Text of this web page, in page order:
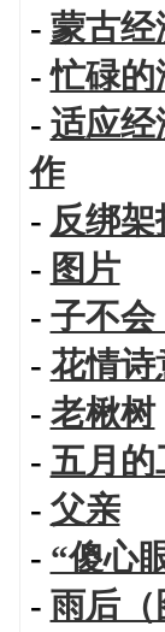
- 蒙古经
-忙碌的
- 适应
作
- 反绑
- 图片
- 子不会
- 花情诗
- 老楸树
- 五月的
- 父亲
- “傻心
- 雨后（